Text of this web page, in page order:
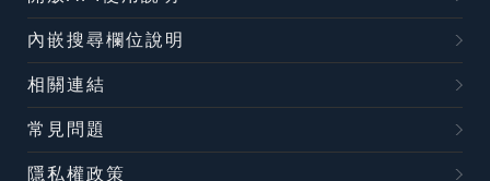
內嵌搜尋欄位說明
相關連結
常見問題
隱私權政策